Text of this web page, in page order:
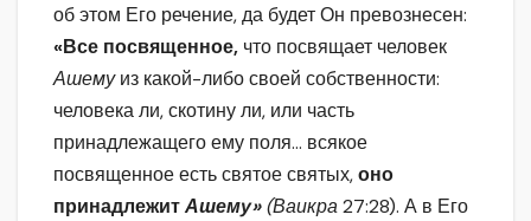
об этом Его речение, да будет Он превознесен:
«Все посвященное, что посвящает человек
Ашемуиз какой-либо своей собственности:
человека ли, скотину ли, или часть
принадлежащего ему поля… всякое
посвященное есть святое святых,оно
принадлежитАшему»(Ваикра27:28). А в Его